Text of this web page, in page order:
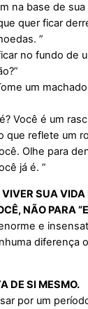
na base de
quer ficar
”
no fundo de
um
Você é um
que reflete um
Olhe para
já é. ”
SUA
NÃO PARA
e
diferença
DE SI MESMO.
por um